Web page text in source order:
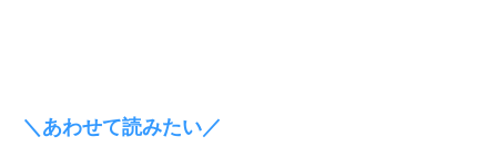
＼あわせて読みたい／